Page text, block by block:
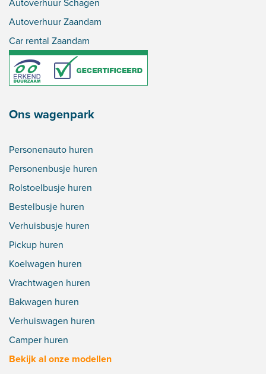
Autoverhuur Zaandam
Car rental Zaandam
Ons wagenpark
Personenauto huren
Personenbusje huren
Rolstoelbusje huren
Bestelbusje huren
Verhuisbusje huren
Pickup huren
Koelwagen huren
Vrachtwagen huren
Bakwagen huren
Verhuiswagen huren
Camper huren
Bekijk al onze modellen